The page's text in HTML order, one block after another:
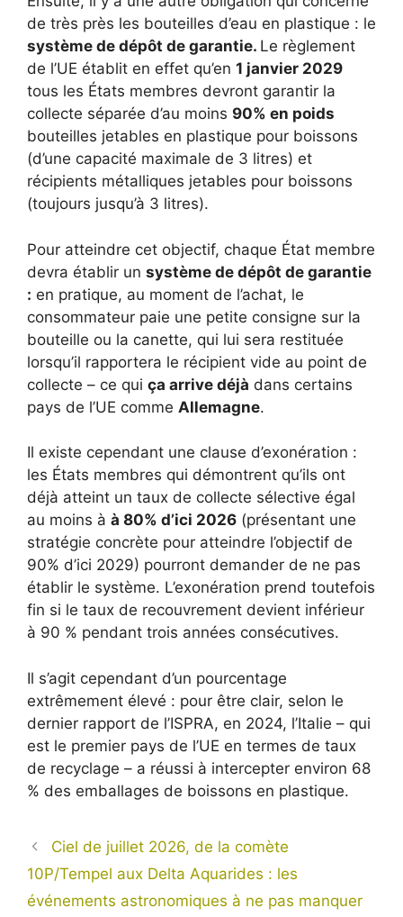
de très près les bouteilles d’eau en plastique : le
système de dépôt de garantie. Le règlement
de l’UE établit en effet qu’en 1 janvier 2029
tous les États membres devront garantir la
collecte séparée d’au moins 90% en poids
bouteilles jetables en plastique pour boissons
(d’une capacité maximale de 3 litres) et
récipients métalliques jetables pour boissons
(toujours jusqu’à 3 litres).
Pour atteindre cet objectif, chaque État membre
devra établir un système de dépôt de garantie
: en pratique, au moment de l’achat, le
consommateur paie une petite consigne sur la
bouteille ou la canette, qui lui sera restituée
lorsqu’il rapportera le récipient vide au point de
collecte – ce qui ça arrive déjà dans certains
pays de l’UE comme Allemagne.
Il existe cependant une clause d’exonération :
les États membres qui démontrent qu’ils ont
déjà atteint un taux de collecte sélective égal
au moins à à 80% d’ici 2026 (présentant une
stratégie concrète pour atteindre l’objectif de
90% d’ici 2029) pourront demander de ne pas
établir le système. L’exonération prend toutefois
fin si le taux de recouvrement devient inférieur
à 90 % pendant trois années consécutives.
Il s’agit cependant d’un pourcentage
extrêmement élevé : pour être clair, selon le
dernier rapport de l’ISPRA, en 2024, l’Italie – qui
est le premier pays de l’UE en termes de taux
de recyclage – a réussi à intercepter environ 68
% des emballages de boissons en plastique.
Ciel de juillet 2026, de la comète
10P/Tempel aux Delta Aquarides : les
événements astronomiques à ne pas manquer